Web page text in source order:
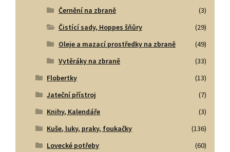
Černění na zbraně
(3)
Čistící sady, Hoppes šňůry
(29)
Oleje a mazací prostředky na zbraně
(49)
Vytěráky na zbraně
(33)
Flobertky
(13)
Jateční přístroj
(7)
Knihy, Kalendáře
(3)
Kuše, luky, praky, foukačky
(136)
Lovecké potřeby
(60)